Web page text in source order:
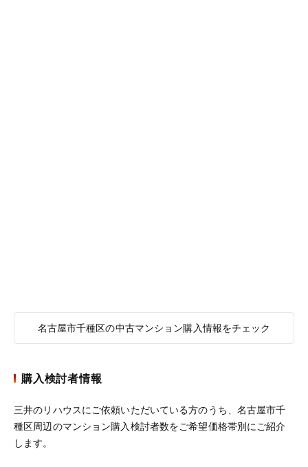
名古屋市千種区の中古マンション購入情報をチェック
購入検討者情報
三井のリハウスにご依頼いただいている方のうち、名古屋市千
種区周辺のマンション購入検討者数をご希望価格帯別にご紹介
します。